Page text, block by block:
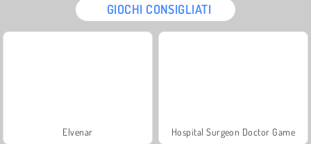
GIOCHI CONSIGLIATI
Elvenar Hospital Surgeon Doctor Game